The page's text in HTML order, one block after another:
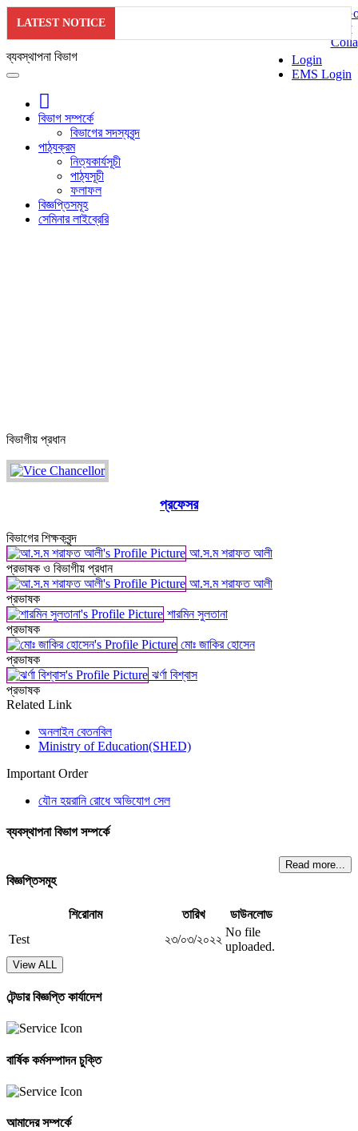
LATEST NOTICE
Login
EMS Login
ব্যবস্থাপনা বিভাগ
বিভাগ সম্পর্কে
বিভাগের সদস্যবৃন্দ
পাঠ্যক্রম
নিত্যকার্যসূচী
পাঠ্যসূচী
ফলাফল
বিজ্ঞপ্তিসমূহ
সেমিনার লাইব্রেরি
বিভাগীয় প্রধান
প্রফেসর
বিভাগের শিক্ষকবৃন্দ
আ.স.ম শরাফত আলী
প্রভাষক ও বিভাগীয় প্রধান
আ.স.ম শরাফত আলী
প্রভাষক
শারমিন সুলতানা
প্রভাষক
মোঃ জাকির হোসেন
প্রভাষক
ঝর্ণা বিশ্বাস
প্রভাষক
Related Link
অনলাইন বেতনবিল
Ministry of Education(SHED)
Important Order
যৌন হয়রানি রোধে অভিযোগ সেল
ব্যবস্থাপনা বিভাগ সম্পর্কে
Read more...
বিজ্ঞপ্তিসমূহ
শিরোনাম তারিখ
ডাউনলোড
Test
২৩/০৩/২০২২
No file
uploaded.
View ALL
টেন্ডার বিজ্ঞপ্তি কার্যাদেশ
বার্ষিক কর্মসম্পাদন চুক্তি
আমাদের সম্পর্কে